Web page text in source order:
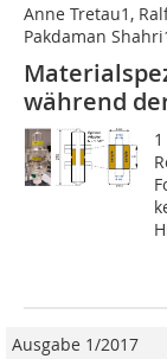
Anne Tretau1,
Pakdaman
während
Ausgabe 1/2017